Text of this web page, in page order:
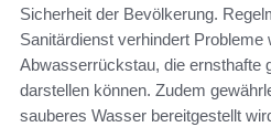
Sicherheit der Bevölkerung.
Sanitärdienst verhindert Probleme
Abwasserrückstau, die ernsthafte
darstellen können. Zudem
sauberes Wasser bereitgestellt